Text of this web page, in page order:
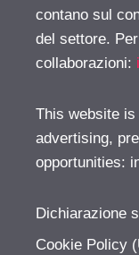
contano sul
del settore.
collaborazioni:
This website
advertising,
opportunities:
Dichiarazione
Cookie Policy